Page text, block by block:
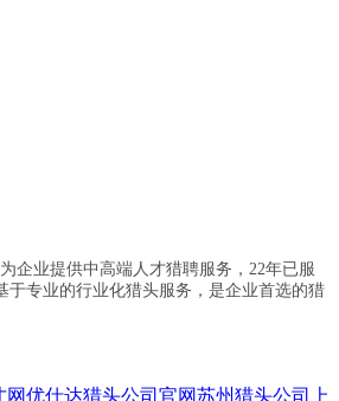
企业提供中高端人才猎聘服务，22年已服
于专业的行业化猎头服务，是企业首选的猎
网优仕达猎头公司官网苏州猎头公司 上